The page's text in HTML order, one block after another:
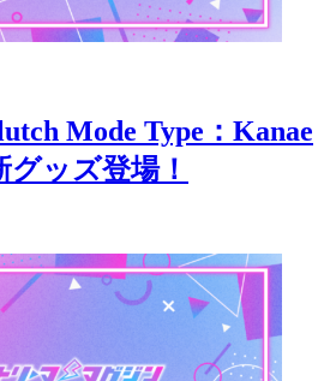
Mode Type：Kanae
ッズ登場！